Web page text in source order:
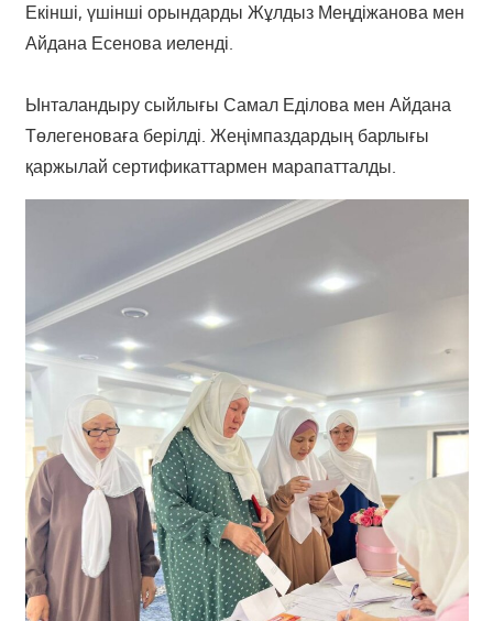
Екінші, үшінші орындарды Жұлдыз Меңдіжанова мен
Айдана Есенова иеленді.
Ынталандыру сыйлығы Самал Еділова мен Айдана
Төлегеноваға берілді. Жеңімпаздардың барлығы
қаржылай сертификаттармен марапатталды.